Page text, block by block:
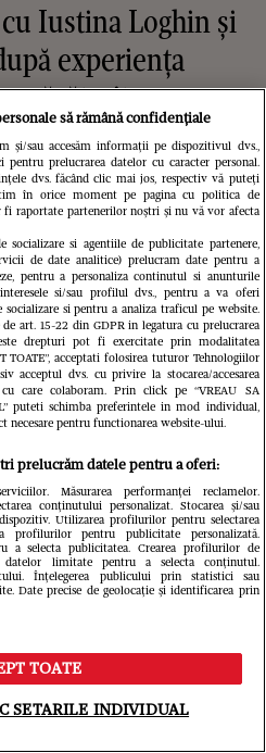
Iustina Loghin și
experiența
căsătorit, au
fetițe, iar ea este
despre
Ciucu, care a
Ce spune
a văzut!”
să rămână confidențiale
și/sau accesăm informații pe dispozitivul dvs.,
prelucrarea datelor cu caracter personal.
dvs. făcând clic mai jos, respectiv vă puteți
în orice moment pe pagina cu politica de
fi raportate partenerilor noștri și nu vă vor afecta
socializare si agentiile de publicitate partenere,
de date analitice) prelucram date pentru a
pentru a personaliza continutul si anunturile
si/sau profilul dvs., pentru a va oferi
si pentru a analiza traficul pe website.
art. 15-22 din GDPR in legatura cu prelucrarea
drepturi pot fi exercitate prin modalitatea
TOATE”, acceptati folosirea tuturor Tehnologiilor
acceptul dvs. cu privire la stocarea/accesarea
care colaboram. Prin click pe “VREAU SA
puteti schimba preferintele in mod individual,
necesare pentru functionarea website-ului.
prelucrăm datele pentru a oferi:
Măsurarea performanței reclamelor.
conținutului personalizat. Stocarea și/sau
Utilizarea profilurilor pentru selectarea
profilurilor pentru publicitate personalizată.
a selecta publicitatea. Crearea profilurilor de
datelor limitate pentru a selecta conținutul.
Înțelegerea publicului prin statistici sau
Date precise de geolocație și identificarea prin
TOATE
SETARILE INDIVIDUAL